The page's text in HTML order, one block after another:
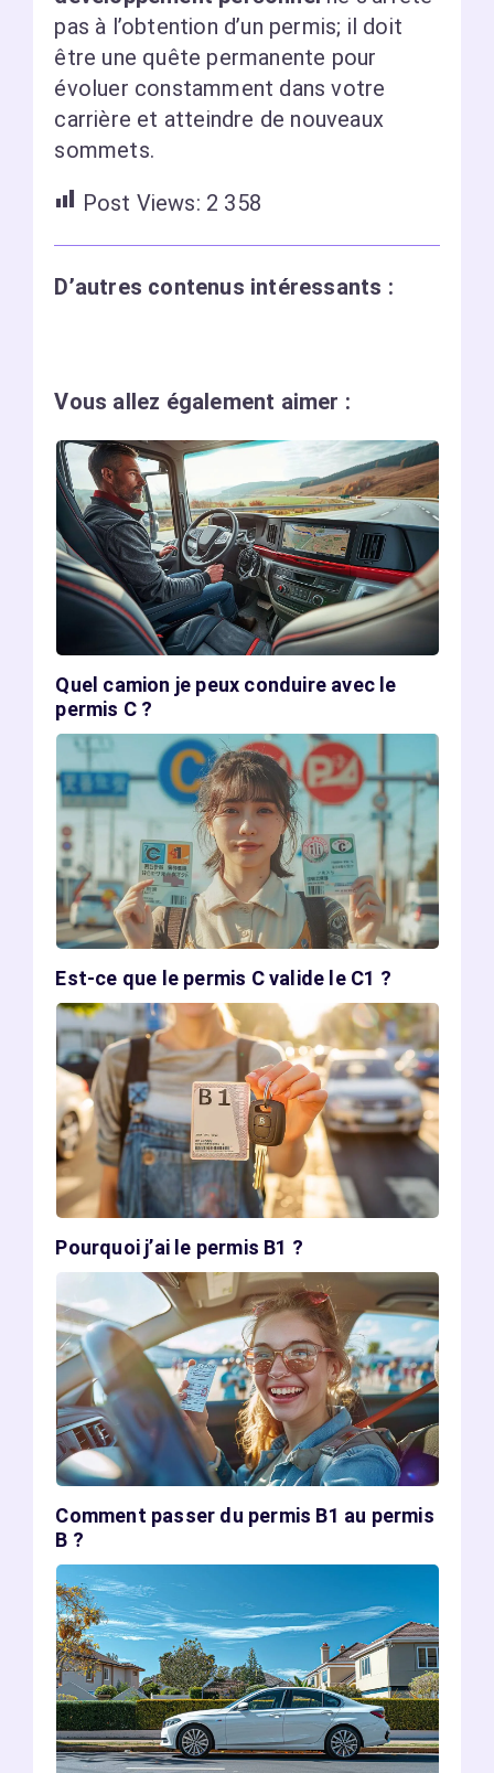
pas à l’obtention d’un permis; il doit
être une quête permanente pour
évoluer constamment dans votre
carrière et atteindre de nouveaux
sommets.
Post Views: 2 358
D’autres contenus intéressants :
Vous allez également aimer :
Quel camion je peux conduire avec le
permis C ?
Est-ce que le permis C valide le C1 ?
Pourquoi j’ai le permis B1 ?
Comment passer du permis B1 au permis
B ?